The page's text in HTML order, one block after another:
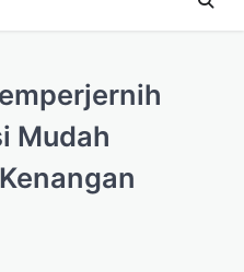
Mudah